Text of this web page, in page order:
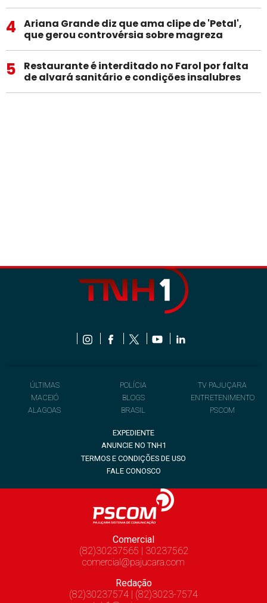
4
Ariana Grande diz que ama clipe de 'Petal',
que gerou controvérsia sobre magreza
5
Restaurante é interditado no Farol por falta
de alvará sanitário e condições insalubres
ÚLTIMAS
MACEIÓ
ALAGOAS
POLÍCIA
BLOGS
BRASIL
TV PAJUÇARA
ENTRETENIMENTO
PSCOM
EXPEDIENTE
ANUNCIE NO TNH1
TERMOS E CONDIÇÕES DE USO
FALE CONOSCO
Comercial
(82)30237565 | 30237562
comercial@pajucara.com
Redação
(82)30237574 | (82)3023-7574